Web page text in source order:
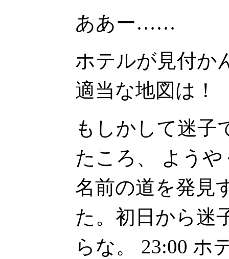
ああー……
ホテルが見付か
適当な地図は！
もしかして迷子
たころ、 よう
名前の道を発見
た。初日から迷
らな。 23:00 ホ